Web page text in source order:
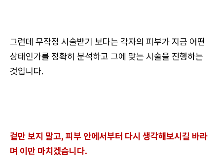
그런데 무작정 시술받기 보다는 각자의 피부가 지금 어떤
상태인가를 정확히 분석하고 그에 맞는 시술을 진행하는
것입니다.
겉만 보지 말고, 피부 안에서부터 다시 생각해보시길 바라
며 이만 마치겠습니다.